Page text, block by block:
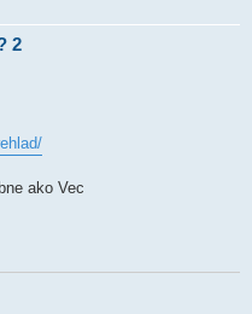
2
ako Vec